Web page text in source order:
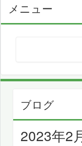
メニュー
ブログ
2023年2